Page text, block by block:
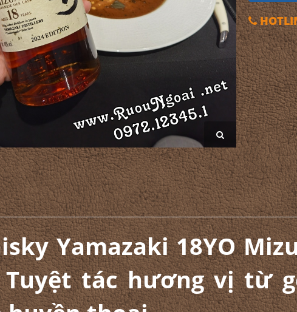
Yamazaki 18YO
Tuyệt tác hương vị từ